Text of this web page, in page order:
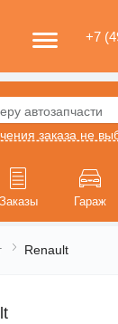
+7
автозапчасти
заказа не
Заказы Гараж
Renault